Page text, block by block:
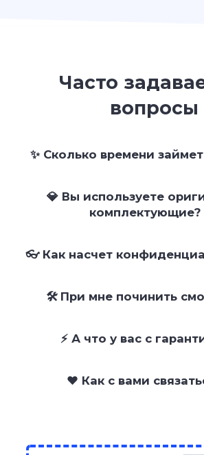
Часто
вопросы
✨ Сколько времени
💎 Вы используете
комплектующие?
👓 Как насчет
🛠 При мне починить
⚡ А что у вас с
❤️ Как с вами